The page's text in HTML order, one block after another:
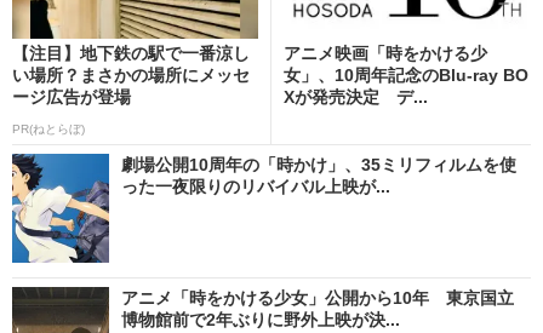
【注目】地下鉄の駅で一番涼し
い場所？まさかの場所にメッセ
ージ広告が登場
PR(ねとらぼ)
アニメ映画「時をかける少
女」、10周年記念のBlu-ray BO
Xが発売決定 デ...
劇場公開10周年の「時かけ」、35ミリフィルムを使
った一夜限りのリバイバル上映が...
アニメ「時をかける少女」公開から10年 東京国立
博物館前で2年ぶりに野外上映が決...